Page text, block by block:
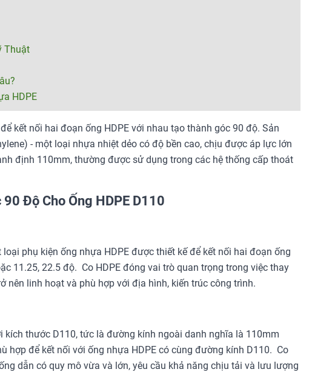
Thuật
HDPE
kết nối hai đoạn ống HDPE với nhau tạo thành góc 90 độ. Sản
- một loại nhựa nhiệt dẻo có độ bền cao, chịu được áp lực lớn
định 110mm, thường được sử dụng trong các hệ thống cấp thoát
Độ Cho Ống HDPE D110
loại phụ kiện ống nhựa HDPE được thiết kế để kết nối hai đoạn ống
11.25, 22.5 độ. Co HDPE đóng vai trò quan trọng trong việc thay
linh hoạt và phù hợp với địa hình, kiến trúc công trình.
kích thước D110, tức là đường kính ngoài danh nghĩa là 110mm
hợp để kết nối với ống nhựa HDPE có cùng đường kính D110. Co
dẫn có quy mô vừa và lớn, yêu cầu khả năng chịu tải và lưu lượng